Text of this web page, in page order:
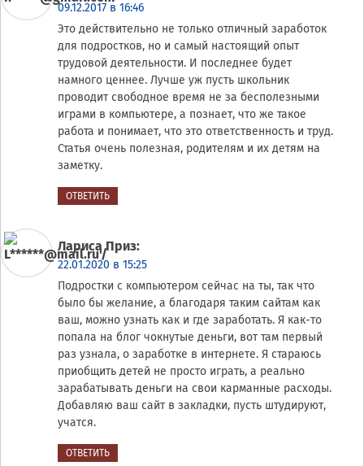
09.12.2017 в 16:46
Это действительно не только отличный заработок
для подростков, но и самый настоящий опыт
трудовой деятельности. И последнее будет
намного ценнее. Лучше уж пусть школьник
проводит свободное время не за бесполезными
играми в компьютере, а познает, что же такое
работа и понимает, что это ответственность и труд.
Статья очень полезная, родителям и их детям на
заметку.
ОТВЕТИТЬ
Лариса Приз:
22.01.2020 в 15:25
Подростки с компьютером сейчас на ты, так что
было бы желание, а благодаря таким сайтам как
ваш, можно узнать как и где заработать. Я как-то
попала на блог чокнутые деньги, вот там первый
раз узнала, о заработке в интернете. Я стараюсь
приобщить детей не просто играть, а реально
зарабатывать деньги на свои карманные расходы.
Добавляю ваш сайт в закладки, пусть штудируют,
учатся.
ОТВЕТИТЬ